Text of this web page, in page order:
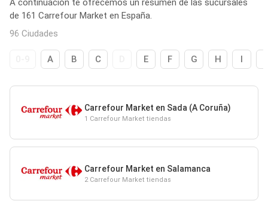
A continuación te ofrecemos un resumen de las sucursales
de 161 Carrefour Market en España.
96 Ciudades
A B C E F G H I
Carrefour Market en Sada (A Coruña)
1 Carrefour Market tiendas
Carrefour Market en Salamanca
2 Carrefour Market tiendas